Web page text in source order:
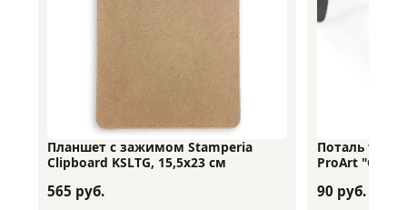
Планшет с зажимом Stamperia
Clipboard KSLTG, 15,5х23 см
565 руб.
Поталь
ProArt
90 руб.